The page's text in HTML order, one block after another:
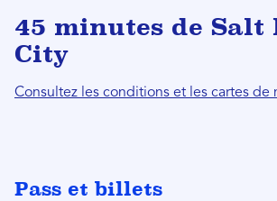
45 minutes de Salt
City
Consultez les conditions et les cartes de
Pass et billets